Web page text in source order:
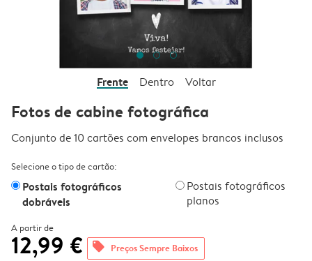
Frente Dentro Voltar
Fotos de cabine fotográfica
Conjunto de 10 cartões com envelopes brancos inclusos
Selecione o tipo de cartão:
Postais fotográficos
dobráveis
Postais fotográficos
planos
A partir de
12,99 € offers Preços Sempre Baixos